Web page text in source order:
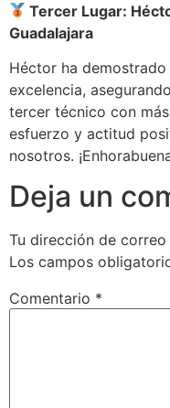
Tercer Lugar:
Guadalajara
Héctor ha
excelencia,
tercer técnico con
esfuerzo y actitud
nosotros.
Deja un
Tu dirección de
Los campos
Comentario *